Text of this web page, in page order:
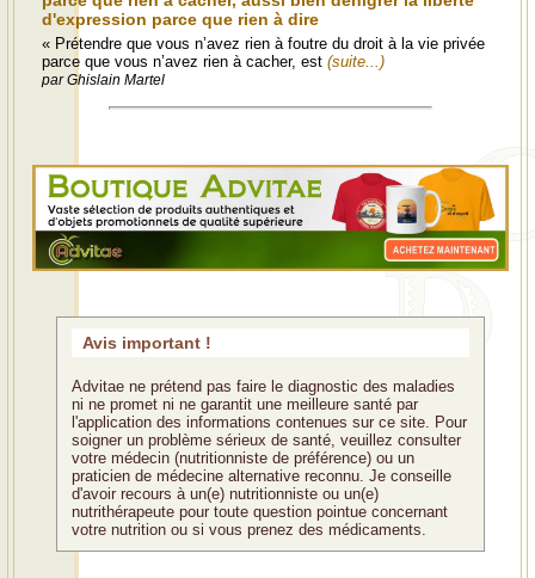
d'expression parce que rien à dire
« Prétendre que vous n’avez rien à foutre du droit à la vie privée
parce que vous n’avez rien à cacher, est (suite...)
par Ghislain Martel
Avis important !
Advitae ne prétend pas faire le diagnostic des maladies
ni ne promet ni ne garantit une meilleure santé par
l'application des informations contenues sur ce site. Pour
soigner un problème sérieux de santé, veuillez consulter
votre médecin (nutritionniste de préférence) ou un
praticien de médecine alternative reconnu. Je conseille
d'avoir recours à un(e) nutritionniste ou un(e)
nutrithérapeute pour toute question pointue concernant
votre nutrition ou si vous prenez des médicaments.